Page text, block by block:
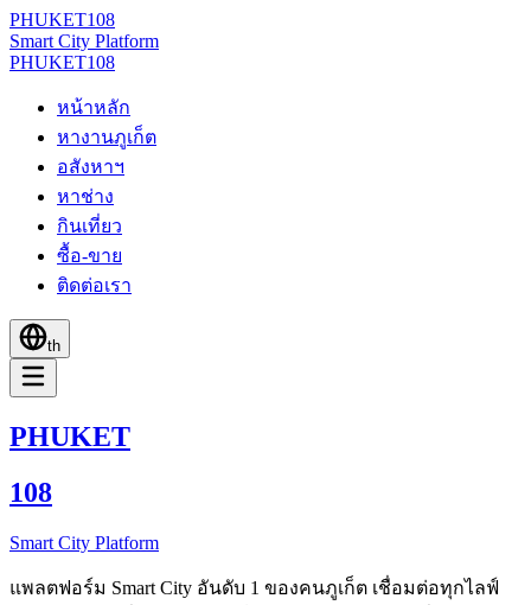
PHUKET108
Smart City Platform
PHUKET108
หน้าหลัก
หางานภูเก็ต
อสังหาฯ
หาช่าง
กินเที่ยว
ซื้อ-ขาย
ติดต่อเรา
th
PHUKET
108
Smart City Platform
แพลตฟอร์ม Smart City อันดับ 1 ของคนภูเก็ต เชื่อมต่อทุกไลฟ์